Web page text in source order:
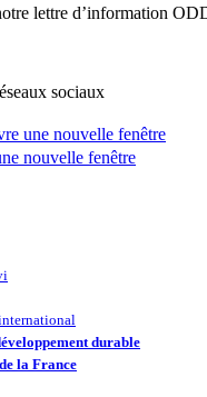
lettre d’information
sociaux
une nouvelle fenêtre
nouvelle fenêtre
durable
la France